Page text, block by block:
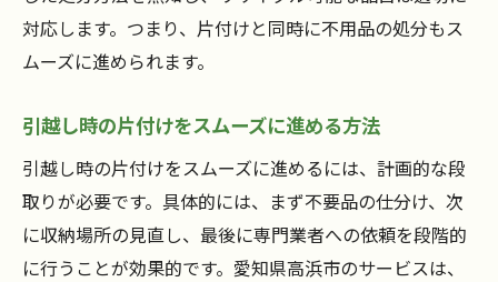
対応します。つまり、片付けと同時に不用品の処分もス
ムーズに進められます。
引越し時の片付けをスムーズに進める方法
引越し時の片付けをスムーズに進めるには、計画的な段
取りが必要です。具体的には、まず不要品の仕分け、次
に収納場所の見直し、最後に専門業者への依頼を段階的
に行うことが効果的です。愛知県高浜市のサービスは、